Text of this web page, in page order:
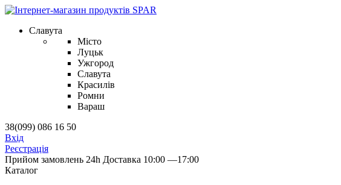
Славута
Місто
Луцьк
Ужгород
Славута
Красилів
Ромни
Вараш
38(099) 086 16 50
Вхід
Реєстрація
Прийом замовлень 24h Доставка 10:00 —17:00
Каталог